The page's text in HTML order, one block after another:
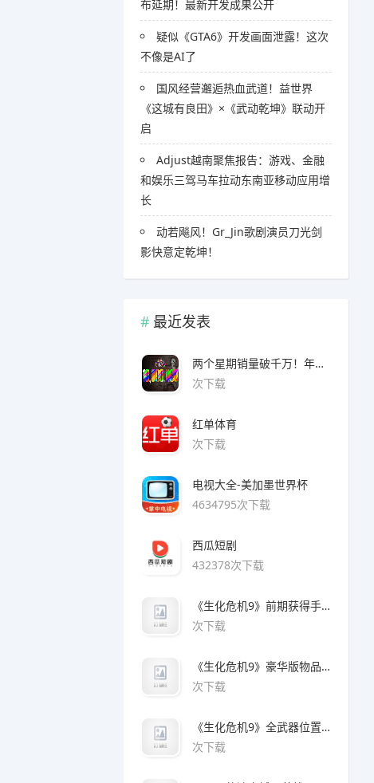
布延期！最新开发成果公开
疑似《GTA6》开发画面泄露！这次
不像是AI了
国风经营邂逅热血武道！益世界
《这城有良田》×《武动乾坤》联动开
启
Adjust越南聚焦报告：游戏、金融
和娱乐三驾马车拉动东南亚移动应用增
长
​​动若飚风！Gr_Jin歌剧演员刀光剑
影快意定乾坤！
最近发表
两个星期销量破千万！年度爆款诞生了 3A看了都眼红
次下载
红单体育
次下载
电视大全-美加墨世界杯
4634795次下载
西瓜短剧
432378次下载
《生化危机9》前期获得手枪方法
次下载
《生化危机9》豪华版物品领取方法
次下载
《生化危机9》全武器位置及解锁方法
次下载